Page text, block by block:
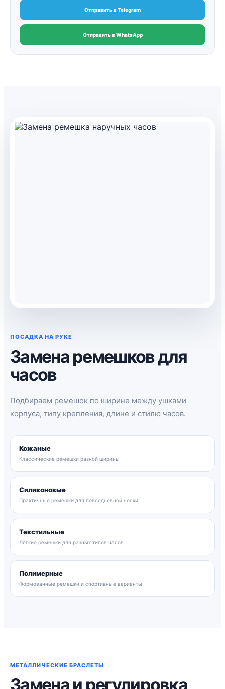
Отправить в Telegram
Отправить в WhatsApp
ПОСАДКА НА РУКЕ
Замена ремешков для
часов
Подбираем ремешок по ширине между ушками
корпуса, типу крепления, длине и стилю часов.
Кожаные
Классические ремешки разной ширины
Силиконовые
Практичные ремешки для повседневной носки
Текстильные
Лёгкие ремешки для разных типов часов
Полимерные
Формованные ремешки и спортивные варианты
МЕТАЛЛИЧЕСКИЕ БРАСЛЕТЫ
Замена и регулировка